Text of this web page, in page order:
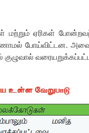
மற்றும் ஏரிகள்
போய்விட்டன.
குழுவால்